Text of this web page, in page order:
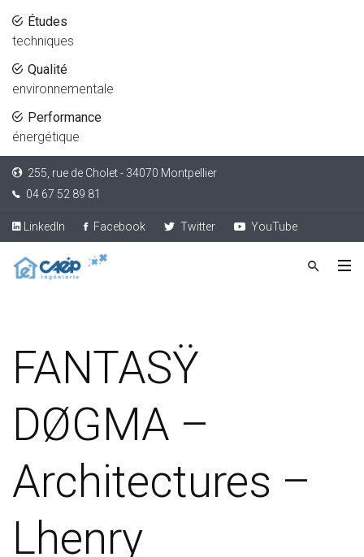
Études
techniques
Qualité
environnementale
Performance
énergétique
255, rue de Cholet - 34070 Montpellier
04 67 52 89 81
LinkedIn Facebook Twitter YouTube
FANTASŸ
DØGMA –
Architectures –
Lhenry